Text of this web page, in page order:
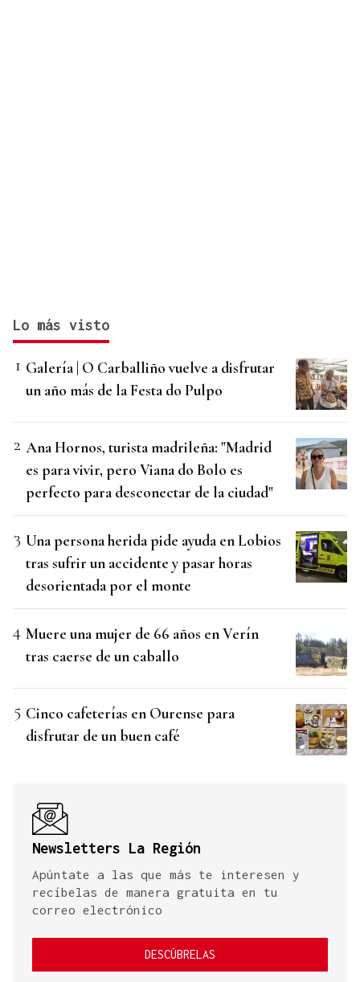
Lo más visto
Galería | O Carballiño vuelve a disfrutar
un año más de la Festa do Pulpo
Ana Hornos, turista madrileña: "Madrid
es para vivir, pero Viana do Bolo es
perfecto para desconectar de la ciudad"
Una persona herida pide ayuda en Lobios
tras sufrir un accidente y pasar horas
desorientada por el monte
Muere una mujer de 66 años en Verín
tras caerse de un caballo
Cinco cafeterías en Ourense para
disfrutar de un buen café
Newsletters La Región
Apúntate a las que más te interesen y
recíbelas de manera gratuita en tu
correo electrónico
DESCÚBRELAS